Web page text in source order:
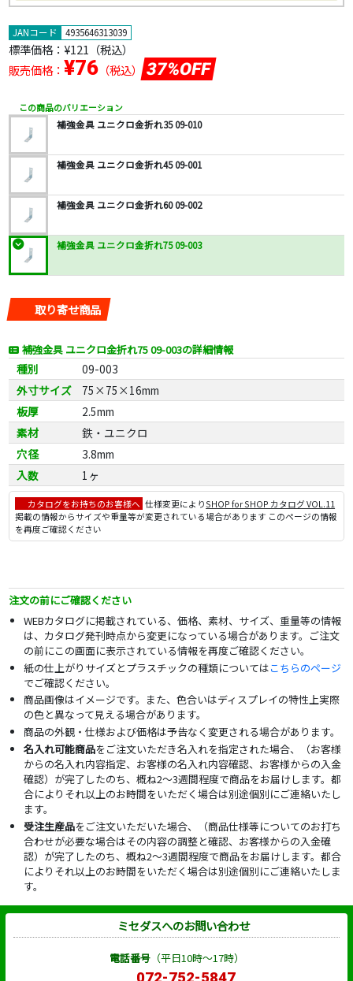
JANコード 4935646313039
標準価格： ¥121 （税込）
販売価格： ¥76（税込） 37%OFF
この商品のバリエーション
補強金具 ユニクロ金折れ35 09-010
補強金具 ユニクロ金折れ45 09-001
補強金具 ユニクロ金折れ60 09-002
補強金具 ユニクロ金折れ75 09-003
取り寄せ商品
補強金具 ユニクロ金折れ75 09-003の詳細情報
種別
09-003
外寸サイズ
75×75×16mm
板厚
2.5mm
素材
鉄・ユニクロ
穴径
3.8mm
入数
1ヶ
カタログをお持ちのお客様へ 仕様変更によりSHOP for SHOP カタログ VOL.11
掲載の情報からサイズや重量等が変更されている場合があります このページの情報
を再度ご確認ください
注文の前にご確認ください
WEBカタログに掲載されている、価格、素材、サイズ、重量等の情報
は、カタログ発刊時点から変更になっている場合があります。ご注文
の前にこの画面に表示されている情報を再度ご確認ください。
紙の仕上がりサイズとプラスチックの種類についてはこちらのページ
でご確認ください。
商品画像はイメージです。また、色合いはディスプレイの特性上実際
の色と異なって見える場合があります。
商品の外観・仕様および価格は予告なく変更される場合があります。
名入れ可能商品をご注文いただき名入れを指定された場合、（お客様
からの名入れ内容指定、お客様の名入れ内容確認、お客様からの入金
確認）が完了したのち、概ね2～3週間程度で商品をお届けします。都
合によりそれ以上のお時間をいただく場合は別途個別にご連絡いたし
ます。
受注生産品をご注文いただいた場合、（商品仕様等についてのお打ち
合わせが必要な場合はその内容の調整と確認、お客様からの入金確
認）が完了したのち、概ね2～3週間程度で商品をお届けします。都合
によりそれ以上のお時間をいただく場合は別途個別にご連絡いたしま
す。
ミセダスへのお問い合わせ
電話番号（平日10時～17時）